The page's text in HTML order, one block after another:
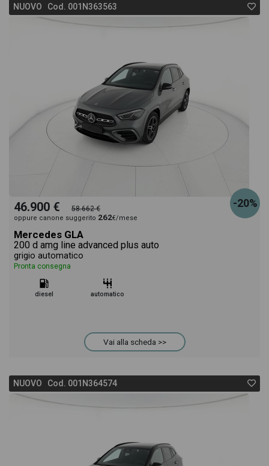
NUOVO Cod. 001N363563
-20%
46.900 € 58.662 €
oppure canone suggerito 262€/mese
Mercedes GLA
200 d amg line advanced plus auto
grigio automatico
Pronta consegna
diesel automatico
Vai alla scheda >>
NUOVO Cod. 001N364574